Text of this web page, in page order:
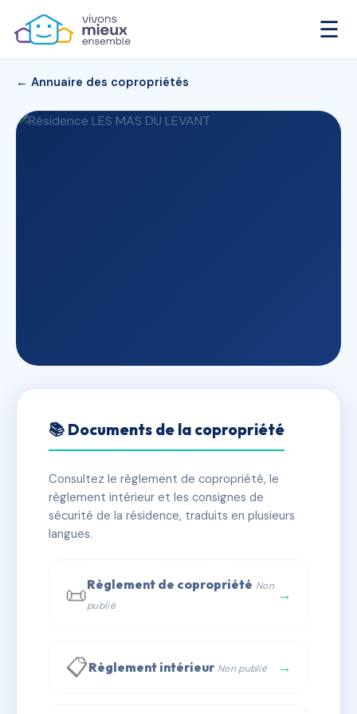
☰
← Annuaire des copropriétés
LES MAS DU LEVANT
⚠ IMMATRICULEE_RATTACHEMENT_EXPIRE
🏠 99 lots
🏗 1 bâtiment(s)
📞 Contacter Syndic Digital 💬 WhatsApp
✉ Email
📚 Documents de la copropriété
Consultez le règlement de copropriété, le
règlement intérieur et les consignes de
sécurité de la résidence, traduits en plusieurs
langues.
📜Règlement de copropriété Non
publié
→
📋Règlement intérieur Non publié →